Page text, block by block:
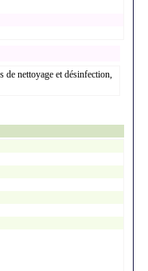
de nettoyage et désinfection,